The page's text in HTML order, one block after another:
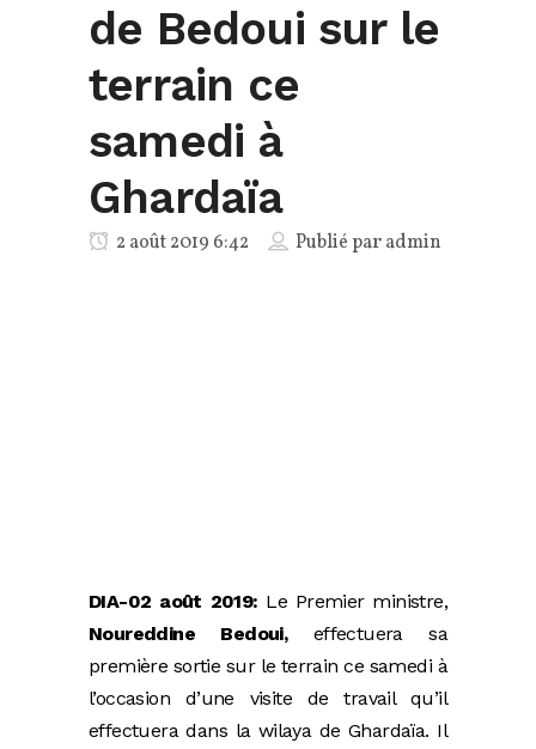
de Bedoui sur le
terrain ce
samedi à
Ghardaïa
2 août 2019 6:42 Publié paradmin
DIA-02 août 2019: Le Premier ministre,
Noureddine Bedoui,effectuera sa
première sortie sur le terrain ce samedi à
l’occasion d’une visite de travail qu’il
effectuera dans la wilaya de Ghardaïa. Il